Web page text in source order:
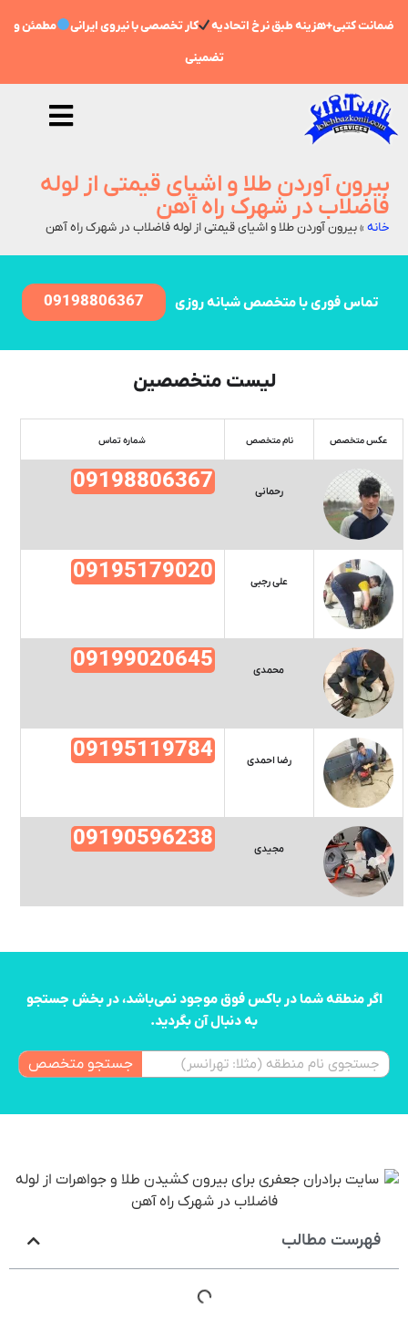
ضمانت کتبی+هزینه طبق نرخ اتحادیه کار تخصصی با نیروی ایرانی مطمئن و
تضمینی
بیرون آوردن طلا و اشیای قیمتی از لوله
فاضلاب در شهرک راه‌ آهن
خانه »بیرون آوردن طلا و اشیای قیمتی از لوله فاضلاب در شهرک راه‌ آهن
تماس فوری با متخصص شبانه روزی 09198806367
لیست متخصصین
عکس متخصص نام متخصص شماره تماس
رحمانی 09198806367
علی رجبی 09195179020
محمدی 09199020645
رضا احمدی 09195119784
مجیدی 09190596238
اگر منطقه شما در باکس فوق موجود نمی‌باشد، در بخش جستجو
به دنبال آن بگردید.
جستجو متخصص
فهرست مطالب